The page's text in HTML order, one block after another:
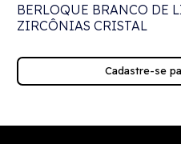
BERLOQUE BRANCO DE
ZIRCÔNIAS CRISTAL
Cadastre-se